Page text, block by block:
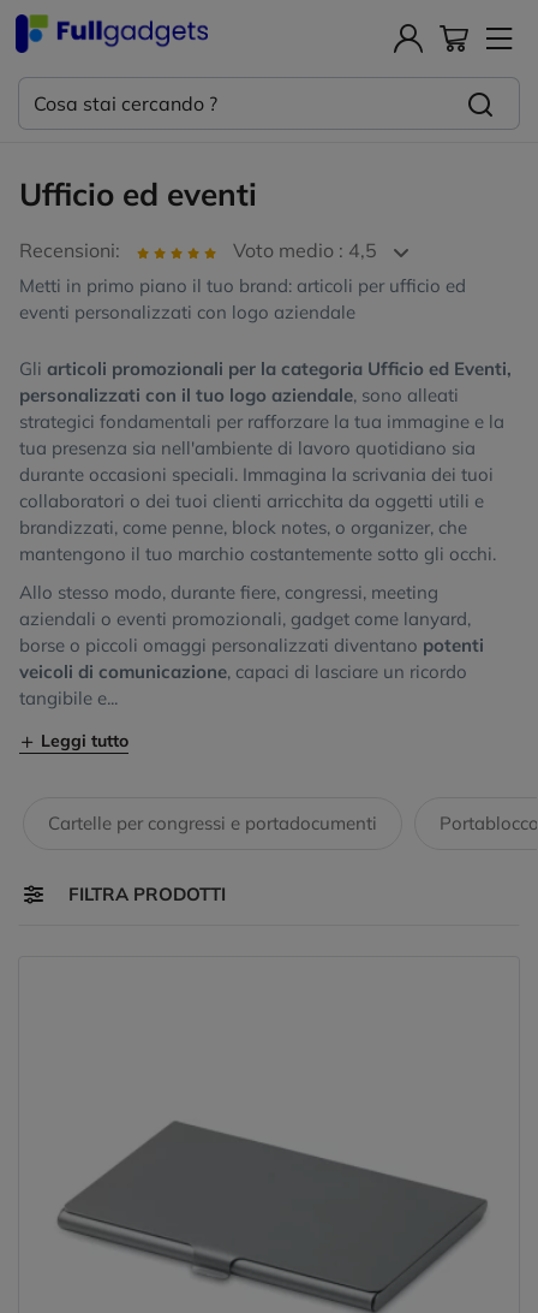
Ufficio ed eventi
Recensioni: Voto medio : 4,5
Metti in primo piano il tuo brand: articoli per ufficio ed
eventi personalizzati con logo aziendale
Gli articoli promozionali per la categoria Ufficio ed Eventi,
personalizzati con il tuo logo aziendale, sono alleati
strategici fondamentali per rafforzare la tua immagine e la
tua presenza sia nell'ambiente di lavoro quotidiano sia
durante occasioni speciali. Immagina la scrivania dei tuoi
collaboratori o dei tuoi clienti arricchita da oggetti utili e
brandizzati, come penne, block notes, o organizer, che
mantengono il tuo marchio costantemente sotto gli occhi.
Allo stesso modo, durante fiere, congressi, meeting
aziendali o eventi promozionali, gadget come lanyard,
borse o piccoli omaggi personalizzati diventano potenti
veicoli di comunicazione, capaci di lasciare un ricordo
tangibile e...
Leggi tutto
Cartelle per congressi e portadocumenti
Toggle navigation
FILTRA PRODOTTI